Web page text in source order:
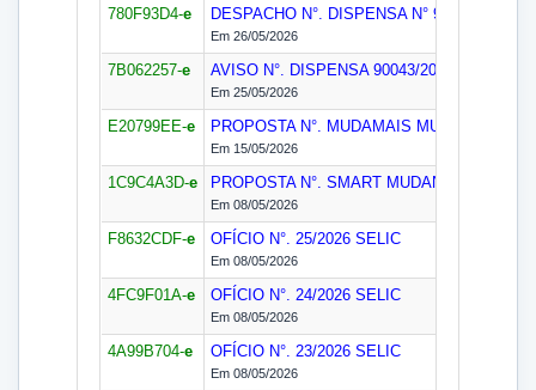
780F93D4-e DESPACHO N°. DISPENSA N° 90043/2026
Em 26/05/2026
7B062257-e AVISO N°. DISPENSA 90043/2026
Em 25/05/2026
E20799EE-e PROPOSTA N°. MUDAMAIS MUDANÇAS/
Em 15/05/2026
1C9C4A3D-e PROPOSTA N°. SMART MUDANÇAS/2026
Em 08/05/2026
F8632CDF-e OFÍCIO N°. 25/2026 SELIC
Em 08/05/2026
4FC9F01A-e OFÍCIO N°. 24/2026 SELIC
Em 08/05/2026
4A99B704-e OFÍCIO N°. 23/2026 SELIC
Em 08/05/2026